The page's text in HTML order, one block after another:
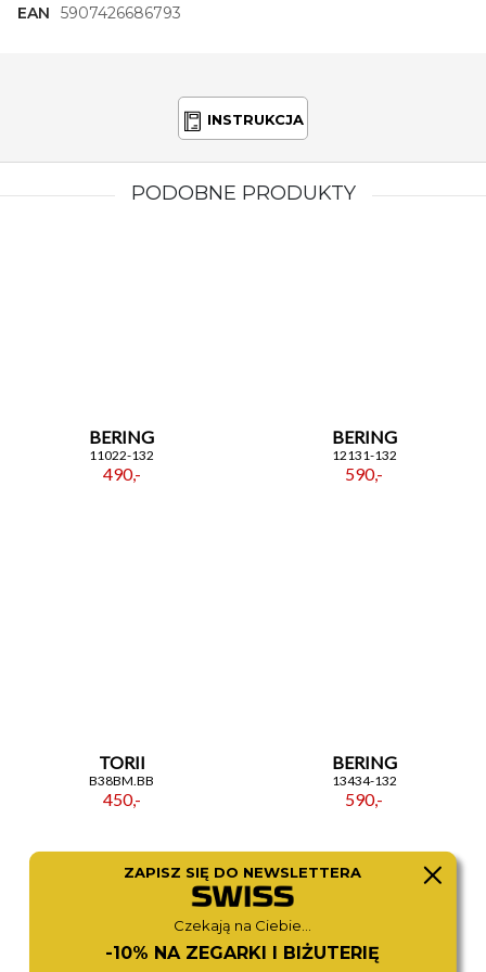
styl i elegancję z zegarkiem
EAN
5907426686793
INSTRUKCJA
PODOBNE PRODUKTY
BERING
11022-132
490,-
BERING
12131-132
590,-
TORII
B38BM.BB
450,-
BERING
13434-132
590,-
ZAPISZ SIĘ DO NEWSLETTERA
Czekają na Ciebie...
-10% NA ZEGARKI I BIŻUTERIĘ